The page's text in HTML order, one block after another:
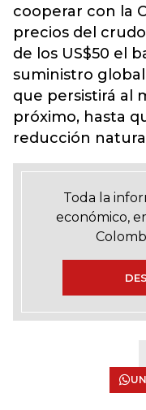
cooperar con la
precios del
de los US$50 el
suministro
que persistirá al
próximo, hasta
reducción
Toda la
económico,